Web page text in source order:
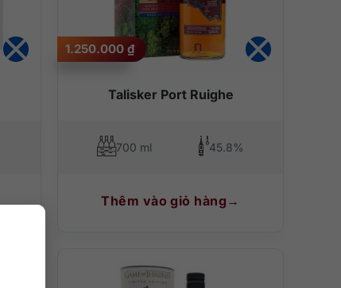
Talisker Port Ruighe
1.250.000 ₫
700 ml 45.8%
Thêm vào giỏ hàng